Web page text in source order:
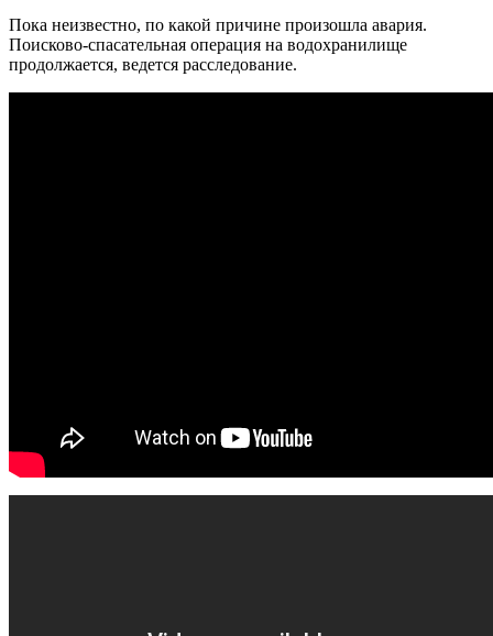
Пока неизвестно, по какой причине произошла авария.
Поисково-спасательная операция на водохранилище
продолжается, ведется расследование.